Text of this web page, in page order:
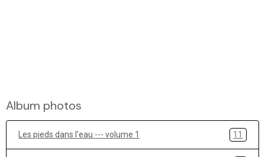
Album photos
Les pieds dans l'eau --- volume 1 11